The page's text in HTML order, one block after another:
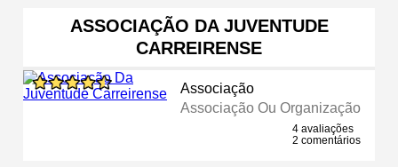
ASSOCIAÇÃO DA JUVENTUDE
CARREIRENSE
Associação
Associação Ou Organização
4 avaliações
2 comentários